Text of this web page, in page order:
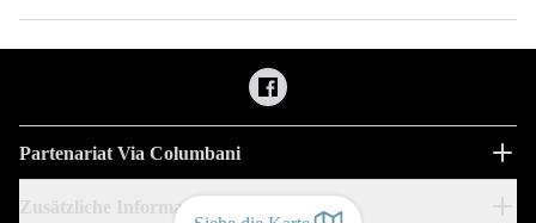
Partenariat Via Columbani
Zusätzliche Informationen